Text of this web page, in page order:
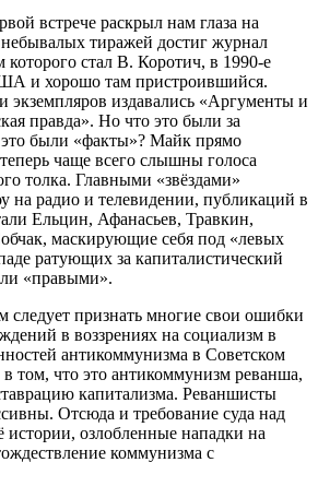
встрече раскрыл нам глаза на
тиражей достиг журнал
которого стал В. Коротич, в 1990-е
и хорошо там пристроившийся.
издавались «Аргументы и
правда». Но что это были за
были «факты»? Майк прямо
чаще всего слышны голоса
толка. Главными «звёздами»
на радио и телевидении, публикаций в
Ельцин, Афанасьев, Травкин,
маскирующие себя под «левых
ратующих за капиталистический
«правыми».
следует признать многие свои ошибки
в воззрениях на социализм в
антикоммунизма в Советском
том, что это антикоммунизм реванша,
капитализма. Реваншисты
Отсюда и требование суда над
озлобленные нападки на
коммунизма с